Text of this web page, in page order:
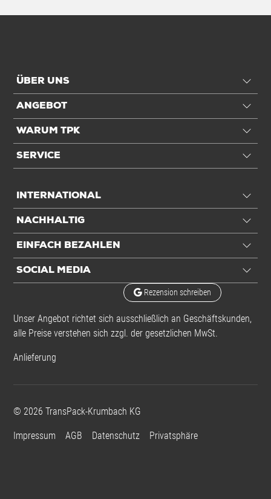
ÜBER UNS
ANGEBOT
WARUM TPK
SERVICE
INTERNATIONAL
NACHHALTIG
EINFACH BEZAHLEN
SOCIAL MEDIA
Rezension schreiben
Unser Angebot richtet sich ausschließlich an Geschäftskunden,
alle Preise verstehen sich zzgl. der gesetzlichen MwSt.
Anlieferung
© 2026 TransPack-Krumbach KG
Impressum AGB Datenschutz Privatsphäre